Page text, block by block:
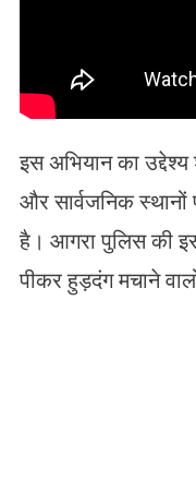
इस अभियान का
और सार्वजनिक स्थानों
है। आगरा पुलिस की
पीकर हुड़दंग मचाने